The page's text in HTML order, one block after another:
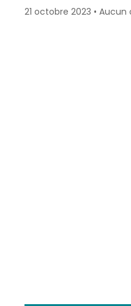
21 octobre 2023
Aucun